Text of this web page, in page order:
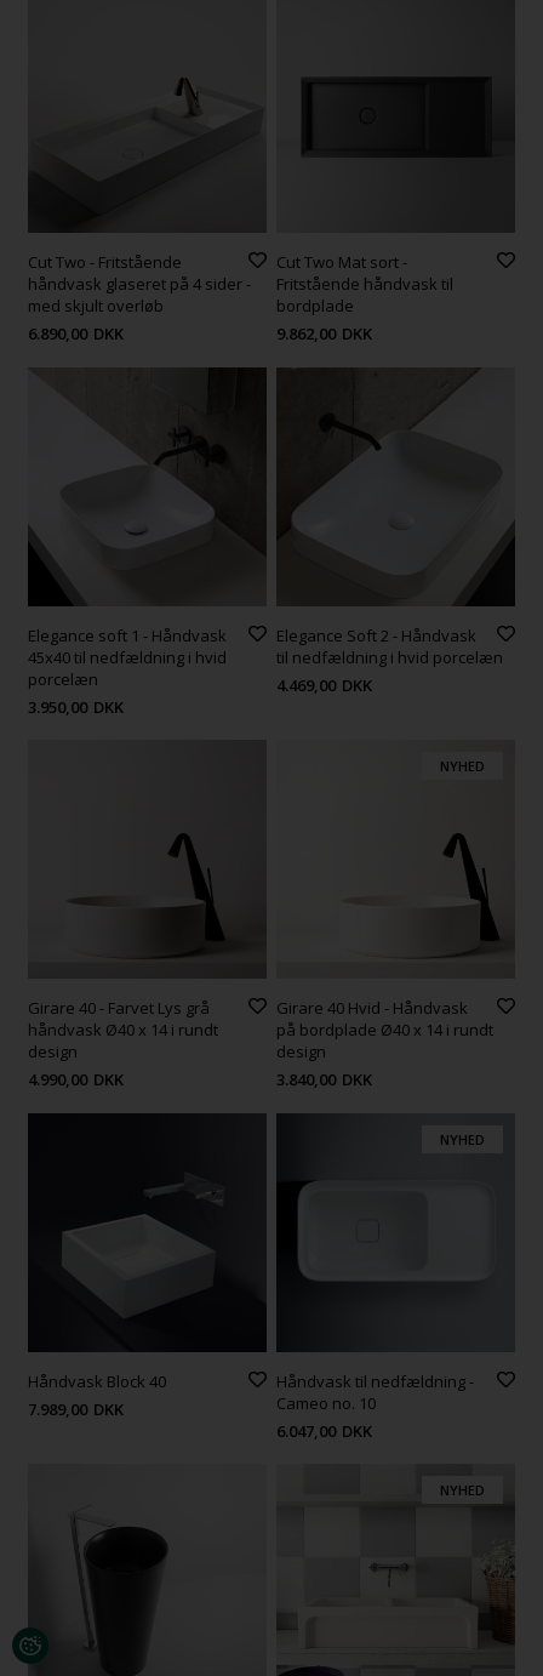
Cut Two - Fritstående
håndvask glaseret på 4 sider -
med skjult overløb
6.890,00 DKK
Cut Two Mat sort -
Fritstående håndvask til
bordplade
9.862,00 DKK
Elegance soft 1 - Håndvask
45x40 til nedfældning i hvid
porcelæn
3.950,00 DKK
Elegance Soft 2 - Håndvask
til nedfældning i hvid porcelæn
4.469,00 DKK
Girare 40 - Farvet Lys grå
håndvask Ø40 x 14 i rundt
design
4.990,00 DKK
NYHED
Girare 40 Hvid - Håndvask
på bordplade Ø40 x 14 i rundt
design
3.840,00 DKK
Håndvask Block 40
7.989,00 DKK
NYHED
Håndvask til nedfældning -
Cameo no. 10
6.047,00 DKK
NYHED